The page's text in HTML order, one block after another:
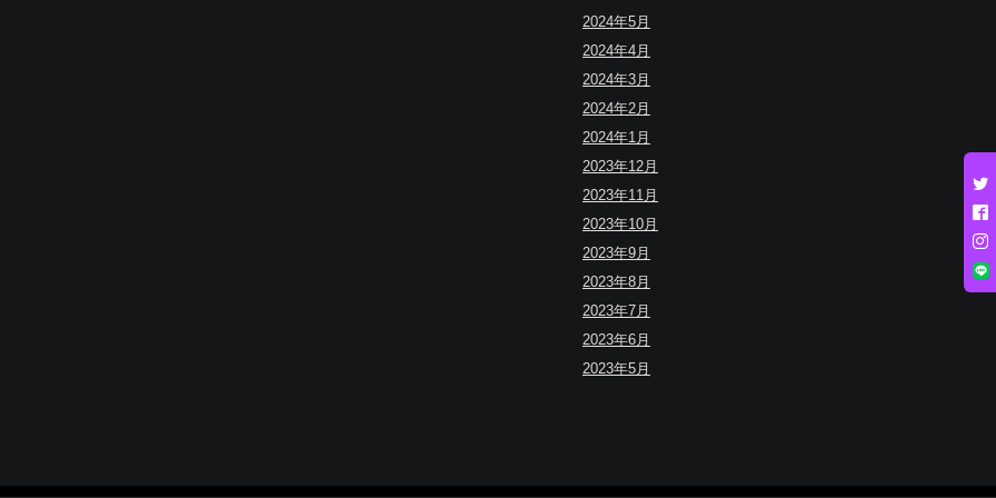
2024年5月
2024年4月
2024年3月
2024年2月
2024年1月
2023年12月
2023年11月
2023年10月
2023年9月
2023年8月
2023年7月
2023年6月
2023年5月